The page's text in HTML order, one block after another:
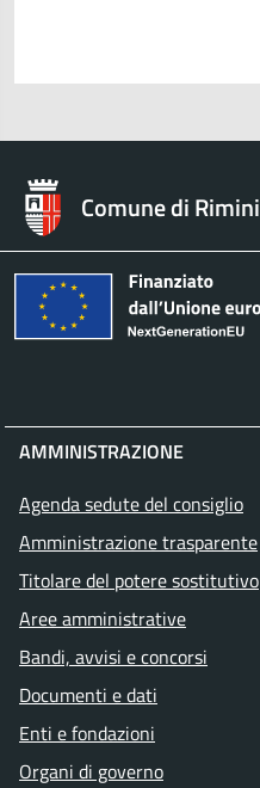
Comune di Rimini
AMMINISTRAZIONE
Agenda sedute del consiglio
Amministrazione trasparente
Titolare del potere sostitutivo
Aree amministrative
Bandi, avvisi e concorsi
Documenti e dati
Enti e fondazioni
Organi di governo